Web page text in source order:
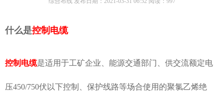
什么是控制电缆
控制电缆是适用于工矿企业、能源交通部门、供交流额定电
压450/750伏以下控制、保护线路等场合使用的聚氯乙烯绝